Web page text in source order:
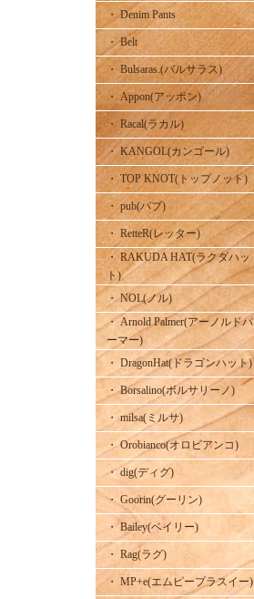
・ Denim Pants
・ Belt
・ Bulsaras.(バルサラス)
・ Appon(アッポン)
・ Racal(ラカル)
・ KANGOL(カンゴール)
・ TOP KNOT(トップノット)
・ pub(パブ)
・ RetteR(レッター)
・ RAKUDA HAT(ラクダハッ
ト)
・ NOL(ノル)
・ Arnold Palmer(アーノルドパ
ーマー)
・ DragonHat(ドラゴンハット)
・ Borsalino(ボルサリーノ)
・ milsa(ミルサ)
・ Orobianco(オロビアンコ)
・ dig(ディグ)
・ Goorin(グーリン)
・ Bailey(ベイリー)
・ Rag(ラグ)
・ MP+e(エムピープラスイー)